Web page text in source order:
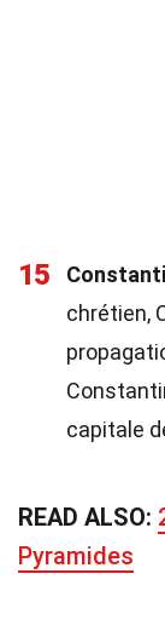
15
chrétien,
capitale
READ ALSO:
Pyramides